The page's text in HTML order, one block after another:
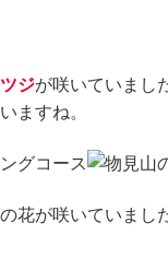
ジが咲いていまし
ますね。
花が咲いていまし